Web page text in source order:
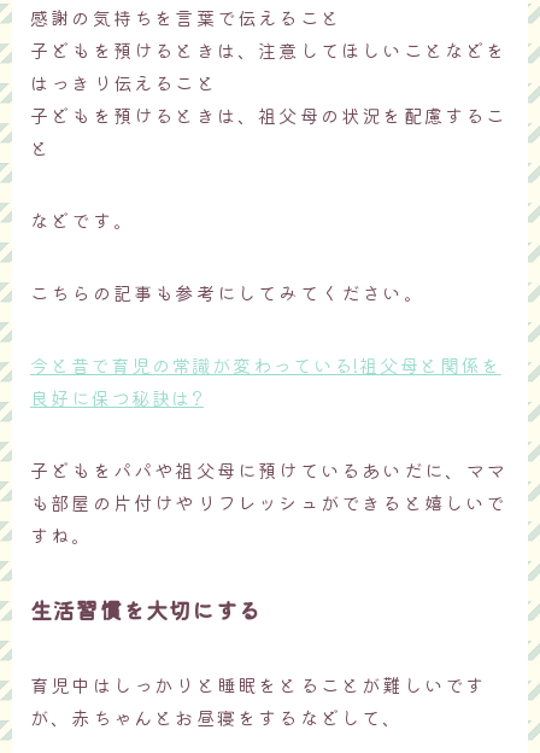
感謝の気持ちを言葉で伝えること
子どもを預けるときは、注意してほしいことなどを
はっきり伝えること
子どもを預けるときは、祖父母の状況を配慮するこ
と
などです。
こちらの記事も参考にしてみてください。
今と昔で育児の常識が変わっている!祖父母と関係を
良好に保つ秘訣は?
子どもをパパや祖父母に預けているあいだに、ママ
も部屋の片付けやリフレッシュができると嬉しいで
すね。
生活習慣を大切にする
育児中はしっかりと睡眠をとることが難しいです
が、赤ちゃんとお昼寝をするなどして、